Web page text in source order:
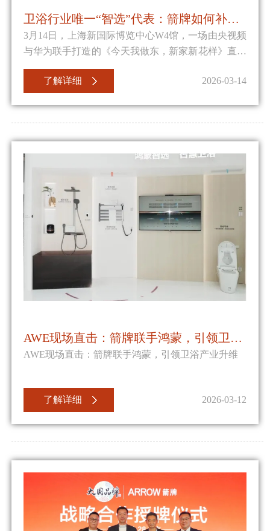
卫浴行业唯一“智选”代表：箭牌如何补上鸿蒙版图的关键拼图
3月14日，上海新国际博览中心W4馆，一场由央视频
与华为联手打造的《今天我做东，新家新花样》直播
刚刚落下帷幕。
了解详细
2026-03-14
AWE现场直击：箭牌联手鸿蒙，引领卫浴产业升维
AWE现场直击：箭牌联手鸿蒙，引领卫浴产业升维
了解详细 2026-03-12